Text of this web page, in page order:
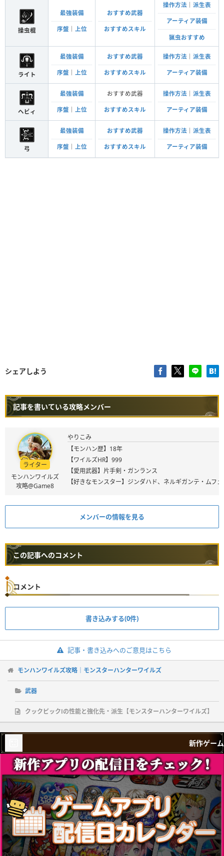
操虫棍
最強装備
序盤 上位
おすすめ武器
おすすめスキル
操作方法 派生表
アーティア装備
猟虫おすすめ
ライト
最強装備
序盤 上位
おすすめ武器
おすすめスキル
操作方法 派生表
アーティア装備
ヘビィ
最強装備
序盤 上位
おすすめ武器
おすすめスキル
操作方法 派生表
アーティア装備
弓
最強装備
序盤 上位
おすすめ武器
おすすめスキル
操作方法 派生表
アーティア装備
シェアしよう
記事を書いている攻略メンバー
ライター
モンハンワイルズ
攻略@Game8
やりこみ
【モンハン歴】18年
【ワイルズHR】999
【愛用武器】片手剣・ガンランス
【好きなモンスター】ジンダハド、ネルギガンテ・ムフ
メンバーの情報を見る
この記事へのコメント
コメント
書き込みする(0件)
記事・書き込みへのご意見はこちら
モンハンワイルズ攻略｜モンスターハンターワイルズ
武器
クックピックⅠの性能と強化先・派生【モンスターハンターワイルズ】
新作ゲーム